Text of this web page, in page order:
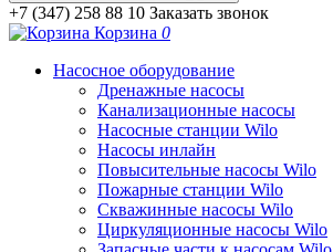
+7 (347) 258 88 10 Заказать звонок
Корзина 0
Насосное оборудование
Дренажные насосы
Канализационные насосы
Насосные станции Wilo
Насосы инлайн
Повысительные насосы Wilo
Пожарные станции Wilo
Скважинные насосы Wilo
Циркуляционные насосы Wilo